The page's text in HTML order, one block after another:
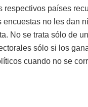
respectivos países
no les dan
No se trata sólo de
sólo si los
cuando no se